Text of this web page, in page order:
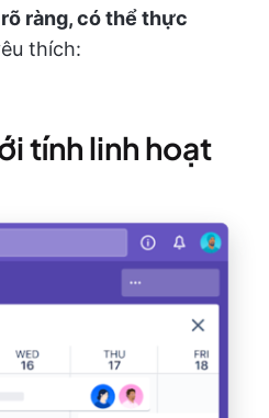
ràng, có thể thực
thích:
tính linh hoạt